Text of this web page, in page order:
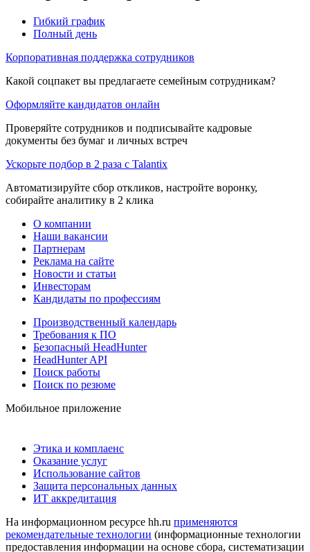
Гибкий график
Полный день
Корпоративная поддержка сотрудников
Какой соцпакет вы предлагаете семейным сотрудникам?
Оформляйте кандидатов онлайн
Проверяйте сотрудников и подписывайте кадровые
документы без бумаг и личных встреч
Ускорьте подбор в 2 раза с Talantix
Автоматизируйте сбор откликов, настройте воронку,
собирайте аналитику в 2 клика
О компании
Наши вакансии
Партнерам
Реклама на сайте
Новости и статьи
Инвесторам
Кандидаты по профессиям
Производственный календарь
Требования к ПО
Безопасный HeadHunter
HeadHunter API
Поиск работы
Поиск по резюме
Мобильное приложение
Этика и комплаенс
Оказание услуг
Использование сайтов
Защита персональных данных
ИТ аккредитация
На информационном ресурсе hh.ru применяются
рекомендательные технологии (информационные технологии
предоставления информации на основе сбора, систематизации